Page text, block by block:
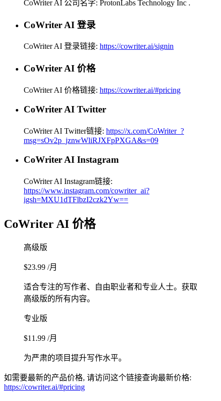
CoWriter AI 公司名字: ProtonLabs Technology Inc .
CoWriter AI 登录
CoWriter AI 登录链接: https://cowriter.ai/signin
CoWriter AI 价格
CoWriter AI 价格链接: https://cowriter.ai/#pricing
CoWriter AI Twitter
CoWriter AI Twitter链接: https://x.com/CoWriter_?
msg=sOv2p_jznwWliRJXFpPXGA&s=09
CoWriter AI Instagram
CoWriter AI Instagram链接:
https://www.instagram.com/cowriter_ai?
igsh=MXU1dTFlbzI2czk2Yw==
CoWriter AI 价格
高级版
$23.99 /月
适合专注的写作者、自由职业者和专业人士。获取
高级版的所有内容。
专业版
$11.99 /月
为严肃的项目提升写作水平。
如需要最新的产品价格, 请访问这个链接查询最新价格:
https://cowriter.ai/#pricing